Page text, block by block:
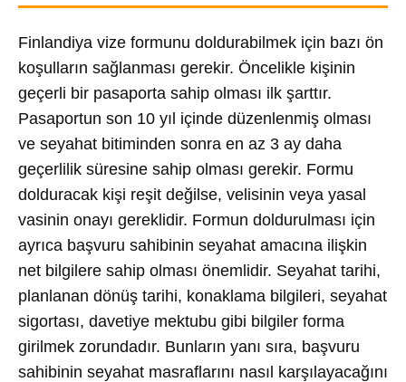
Finlandiya vize formunu doldurabilmek için bazı ön
koşulların sağlanması gerekir. Öncelikle kişinin
geçerli bir pasaporta sahip olması ilk şarttır.
Pasaportun son 10 yıl içinde düzenlenmiş olması
ve seyahat bitiminden sonra en az 3 ay daha
geçerlilik süresine sahip olması gerekir. Formu
dolduracak kişi reşit değilse, velisinin veya yasal
vasinin onayı gereklidir. Formun doldurulması için
ayrıca başvuru sahibinin seyahat amacına ilişkin
net bilgilere sahip olması önemlidir. Seyahat tarihi,
planlanan dönüş tarihi, konaklama bilgileri, seyahat
sigortası, davetiye mektubu gibi bilgiler forma
girilmek zorundadır. Bunların yanı sıra, başvuru
sahibinin seyahat masraflarını nasıl karşılayacağını